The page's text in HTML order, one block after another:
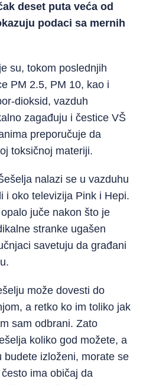
deset puta veća od
podaci sa mernih
su, tokom poslednjih
PM 2.5, PM 10, kao i
dioksid, vazduh
zagađuju i čestice VŠ
preporučuje da
toksičnoj materiji.
nalazi se u vazduhu
i oko televizija Pink i Hepi.
juče nakon što je
stranke ugašen
savetuju da građani
može dovesti do
a retko ko im toliko jak
sam odbrani. Zato
koliko god možete, a
budete izloženi, morate se
ima običaj da